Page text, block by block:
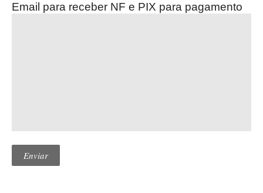
Email para receber NF e PIX para pagamento